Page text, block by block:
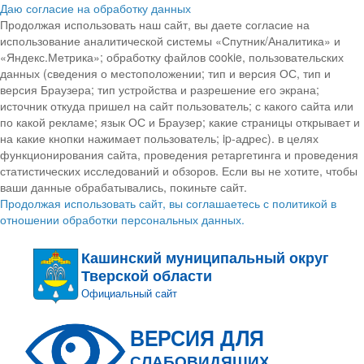
Даю согласие на обработку данных
Продолжая использовать наш сайт, вы даете согласие на
использование аналитической системы «Спутник/Аналитика» и
«Яндекс.Метрика»; обработку файлов cookie, пользовательских
данных (сведения о местоположении; тип и версия ОС, тип и
версия Браузера; тип устройства и разрешение его экрана;
источник откуда пришел на сайт пользователь; с какого сайта или
по какой рекламе; язык ОС и Браузер; какие страницы открывает и
на какие кнопки нажимает пользователь; ip-адрес). в целях
функционирования сайта, проведения ретаргетинга и проведения
статистических исследований и обзоров. Если вы не хотите, чтобы
ваши данные обрабатывались, покиньте сайт.
Продолжая использовать сайт, вы соглашаетесь с политикой в
отношении обработки персональных данных.